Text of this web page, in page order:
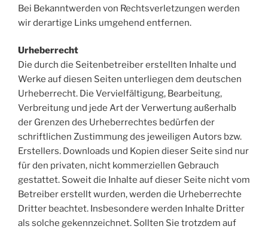
Bei Bekanntwerden von Rechtsverletzungen werden
wir derartige Links umgehend entfernen.
Urheberrecht
Die durch die Seitenbetreiber erstellten Inhalte und
Werke auf diesen Seiten unterliegen dem deutschen
Urheberrecht. Die Vervielfältigung, Bearbeitung,
Verbreitung und jede Art der Verwertung außerhalb
der Grenzen des Urheberrechtes bedürfen der
schriftlichen Zustimmung des jeweiligen Autors bzw.
Erstellers. Downloads und Kopien dieser Seite sind nur
für den privaten, nicht kommerziellen Gebrauch
gestattet. Soweit die Inhalte auf dieser Seite nicht vom
Betreiber erstellt wurden, werden die Urheberrechte
Dritter beachtet. Insbesondere werden Inhalte Dritter
als solche gekennzeichnet. Sollten Sie trotzdem auf